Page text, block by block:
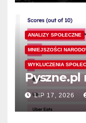
ANALIZY SPOŁECZNE
MNIEJSZOŚCI
WYKLUCZENIA
LIP 17, 2026